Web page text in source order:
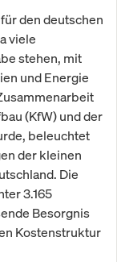
den deutschen
viele
stehen, mit
und Energie
(KfW) und der
beleuchtet
der kleinen
Die
3.165
Besorgnis
Kostenstruktur